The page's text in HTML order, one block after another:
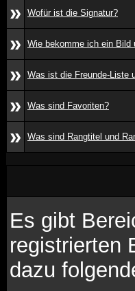
» Wofür ist die Signatur?
» Wie bekomme ich ein Bild
» Was ist die Freunde-Liste
» Was sind Favoriten?
» Was sind Rangtitel und
Es gibt
registrierten
dazu